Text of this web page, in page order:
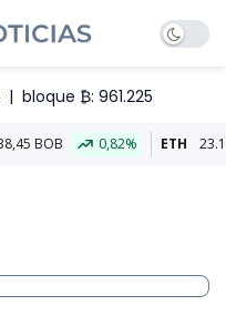
| bloque ₿: 961.225
0,82% ETH 23.154,25 BOB